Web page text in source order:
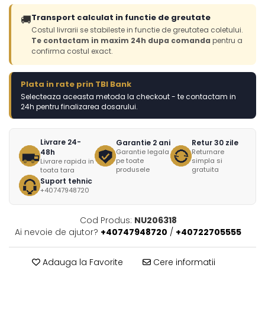
🚚Transport calculat in functie de greutate
Costul livrarii se stabileste in functie de greutatea coletului.
Te contactam in maxim 24h dupa comanda pentru a
confirma costul exact.
Plata in rate prin TBI Bank
Selecteaza aceasta metoda la checkout - te contactam in
24h pentru finalizarea dosarului.
Livrare 24-
48h
Livrare rapida in
toata tara
Garantie 2 ani
Garantie legala
pe toate
produsele
Retur 30 zile
Returnare
simpla si
gratuita
Suport tehnic
+40747948720
Cod Produs: NU206318
Ai nevoie de ajutor? +40747948720 / +40722705555
Adauga la Favorite Cere informatii